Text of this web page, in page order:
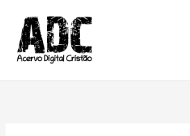
para
conteúdo